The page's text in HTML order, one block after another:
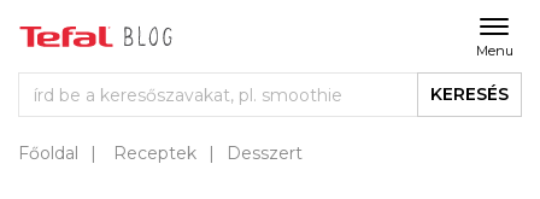
Menu
KERESÉS
Főoldal Receptek Desszert